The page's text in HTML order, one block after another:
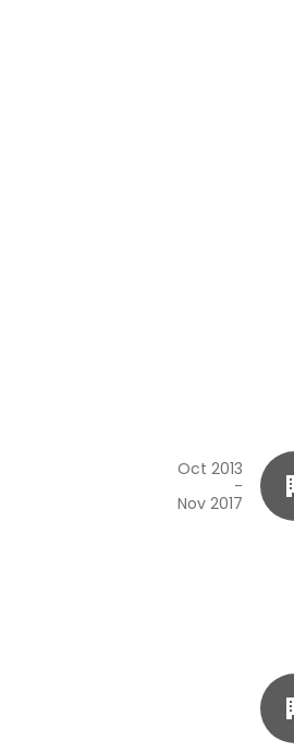
Oct 2013
-
Nov 2017